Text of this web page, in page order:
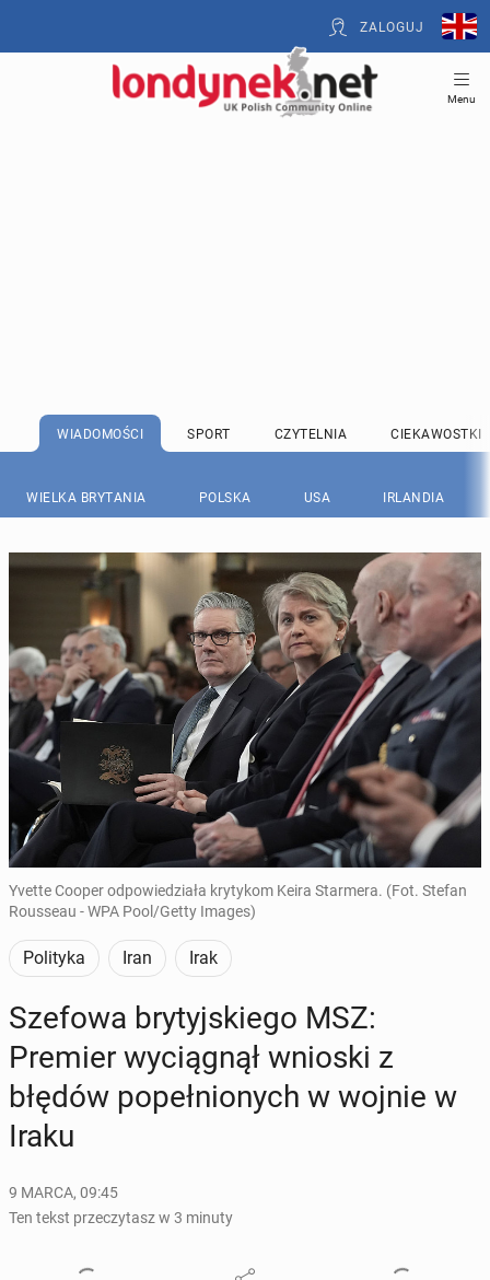
ZALOGUJ
Menu
WIADOMOŚCI SPORT CZYTELNIA CIEKAWOSTKI
WIELKA BRYTANIA POLSKA USA IRLANDIA
Yvette Cooper odpowiedziała krytykom Keira Starmera. (Fot. Stefan
Rousseau - WPA Pool/Getty Images)
Polityka Iran Irak
Szefowa bry­tyj­skie­go MSZ:
Premier wy­cią­gnął wnioski z
błędów po­peł­nio­nych w wojnie w
Iraku
9 MARCA, 09:45
Ten tekst przeczytasz w 3 minuty